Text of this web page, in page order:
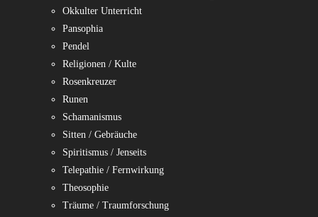
Okkulter Unterricht
Pansophia
Pendel
Religionen / Kulte
Rosenkreuzer
Runen
Schamanismus
Sitten / Gebräuche
Spiritismus / Jenseits
Telepathie / Fernwirkung
Theosophie
Träume / Traumforschung